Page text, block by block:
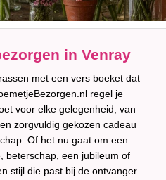
in Venray
met een vers boeket dat
regel je
voor elke gelegenheid, van
zorgvuldig gekozen cadeau
Of het nu gaat om een
beterschap, een jubileum of
stijl die past bij de ontvanger